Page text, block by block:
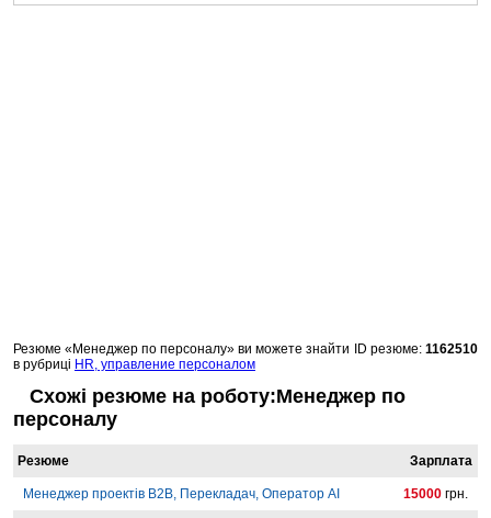
Резюме «Менеджер по персоналу» ви можете знайти
в рубриці HR, управление персоналом
ID резюме: 1162510
Схожі резюме на роботу:Менеджер по
персоналу
Резюме Зарплата
Менеджер проектів B2B, Перекладач, Оператор AI 15000 грн.